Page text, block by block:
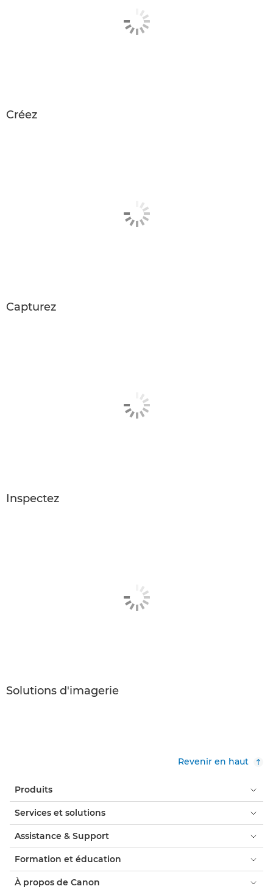
Créez
Capturez
Inspectez
Solutions d'imagerie
Revenir en haut
Produits
Services et solutions
Assistance & Support
Formation et éducation
À propos de Canon